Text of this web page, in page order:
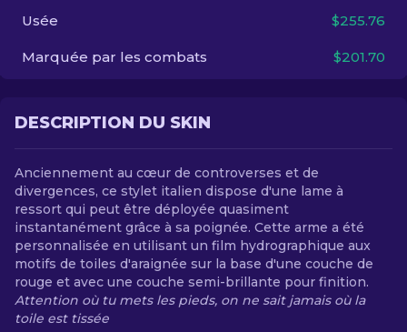
Usée $255.76
Marquée par les combats $201.70
DESCRIPTION DU SKIN
Anciennement au cœur de controverses et de
divergences, ce stylet italien dispose d'une lame à
ressort qui peut être déployée quasiment
instantanément grâce à sa poignée. Cette arme a été
personnalisée en utilisant un film hydrographique aux
motifs de toiles d'araignée sur la base d'une couche de
rouge et avec une couche semi-brillante pour finition.
Attention où tu mets les pieds, on ne sait jamais où la
toile est tissée